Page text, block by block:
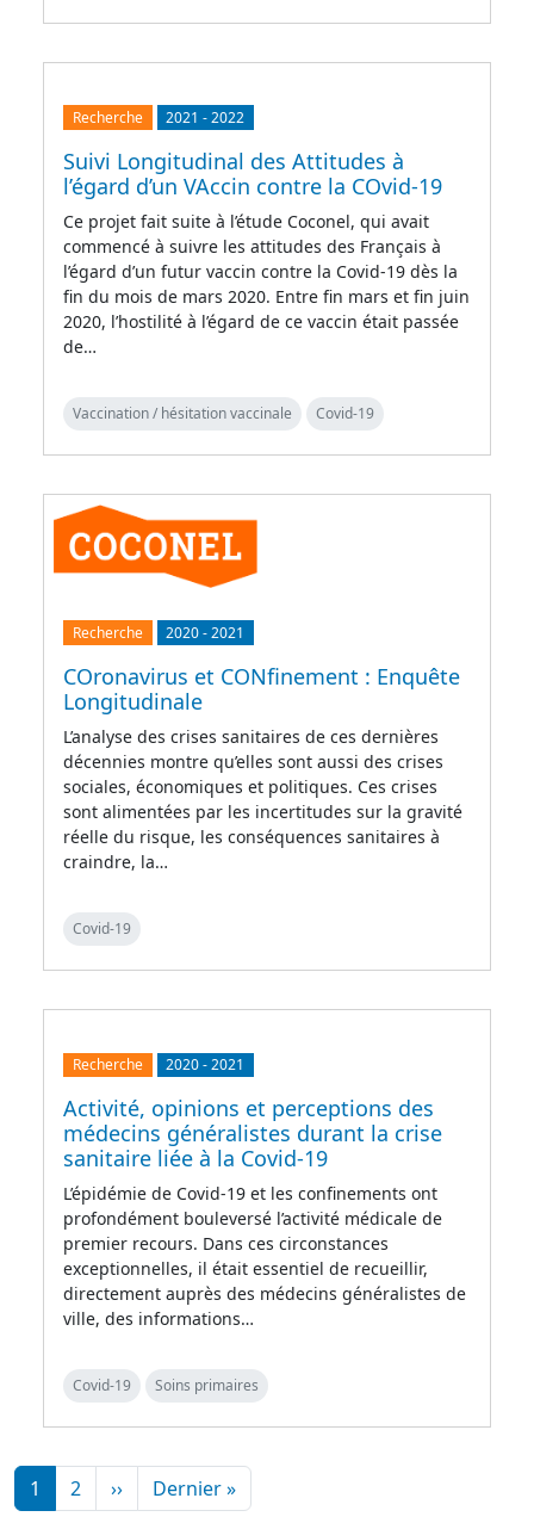
Recherche 2021 -2022
Suivi Longitudinal des Attitudes à
l’égard d’un VAccin contre la COvid-19
Ce projet fait suite à l’étude Coconel, qui avait
commencé à suivre les attitudes des Français à
l’égard d’un futur vaccin contre la Covid-19 dès la
fin du mois de mars 2020. Entre fin mars et fin juin
2020, l’hostilité à l’égard de ce vaccin était passée
de…
Vaccination / hésitation vaccinale Covid-19
Recherche 2020-2021
COronavirus et CONfinement : Enquête
Longitudinale
L’analyse des crises sanitaires de ces dernières
décennies montre qu’elles sont aussi des crises
sociales, économiques et politiques. Ces crises
sont alimentées par les incertitudes sur la gravité
réelle du risque, les conséquences sanitaires à
craindre, la…
Covid-19
Recherche 2020-2021
Activité, opinions et perceptions des
médecins généralistes durant la crise
sanitaire liée à la Covid-19
L’épidémie de Covid-19 et les confinements ont
profondément bouleversé l’activité médicale de
premier recours. Dans ces circonstances
exceptionnelles, il était essentiel de recueillir,
directement auprès des médecins généralistes de
ville, des informations…
Covid-19 Soins primaires
Pagination
1 2 ››Page suivante
Dernier »Dernière page